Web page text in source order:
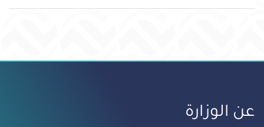
عن الوزارة